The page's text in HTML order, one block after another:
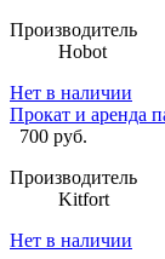
Производитель
Hobot
Нет в наличии
Прокат и аренда
700 руб.
Производитель
Kitfort
Нет в наличии